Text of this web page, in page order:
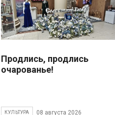
Продлись, продлись
очарованье!
КУЛЬТУРА 08 августа 2026